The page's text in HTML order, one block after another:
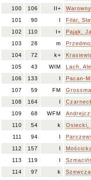
100
106 II+
101
90 I
Filar,
102
110 I+
Pająk,
103
28 m
104
72 k+
105
43 WIM
Lach,
106
133 I
Pacan-
107
59 FM
108
164 I
109
68 WFM
110
54 k
Osiecki,
111
94 I
112
157 I
113
119 I
114
97 k